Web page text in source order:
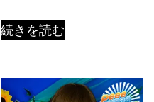
続きを読む